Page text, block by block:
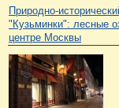
Природно-
"Кузьминки": лесные
центре Москвы